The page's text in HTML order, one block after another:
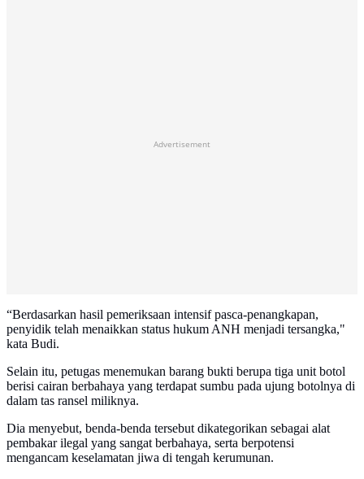
Advertisement
“Berdasarkan hasil pemeriksaan intensif pasca-penangkapan,
penyidik telah menaikkan status hukum ANH menjadi tersangka,"
kata Budi.
Selain itu, petugas menemukan barang bukti berupa tiga unit botol
berisi cairan berbahaya yang terdapat sumbu pada ujung botolnya di
dalam tas ransel miliknya.
Dia menyebut, benda-benda tersebut dikategorikan sebagai alat
pembakar ilegal yang sangat berbahaya, serta berpotensi
mengancam keselamatan jiwa di tengah kerumunan.